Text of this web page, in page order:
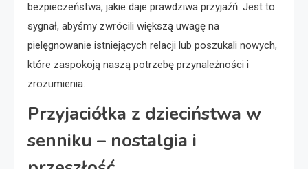
bezpieczeństwa, jakie daje prawdziwa przyjaźń. Jest to
sygnał, abyśmy zwrócili większą uwagę na
pielęgnowanie istniejących relacji lub poszukali nowych,
które zaspokoją naszą potrzebę przynależności i
zrozumienia.
Przyjaciółka z dzieciństwa w
senniku – nostalgia i